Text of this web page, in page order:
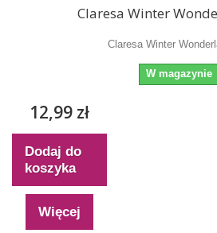
Claresa Winter
Claresa Winter
W magazynie
12,99 zł
Dodaj do
koszyka
Więcej